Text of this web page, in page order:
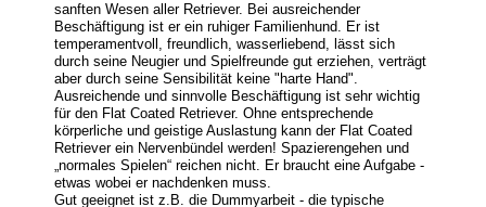
sanften Wesen aller Retriever. Bei ausreichender
Beschäftigung ist er ein ruhiger Familienhund. Er ist
temperamentvoll, freundlich, wasserliebend, lässt sich
durch seine Neugier und Spielfreunde gut erziehen, verträgt
aber durch seine Sensibilität keine "harte Hand".
Ausreichende und sinnvolle Beschäftigung ist sehr wichtig
für den Flat Coated Retriever. Ohne entsprechende
körperliche und geistige Auslastung kann der Flat Coated
Retriever ein Nervenbündel werden! Spazierengehen und
„normales Spielen“ reichen nicht. Er braucht eine Aufgabe -
etwas wobei er nachdenken muss.
Gut geeignet ist z.B. die Dummyarbeit - die typische